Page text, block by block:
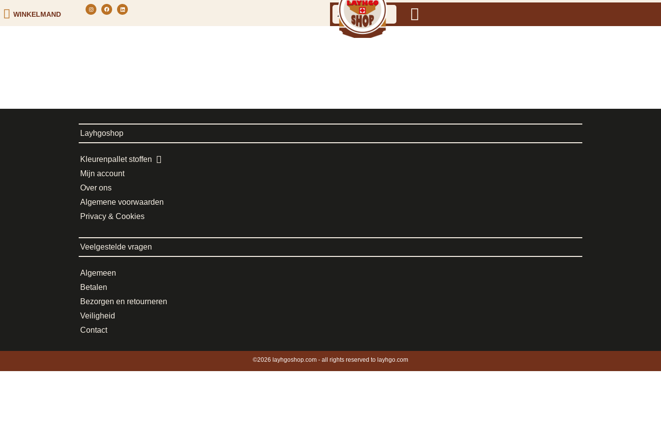
WINKELMAND
Layhgoshop
Kleurenpallet stoffen
Mijn account
Over ons
Algemene voorwaarden
Privacy & Cookies
Veelgestelde vragen
Algemeen
Betalen
Bezorgen en retourneren
Veiligheid
Contact
©2026 layhgoshop.com - all rights reserved to layhgo.com